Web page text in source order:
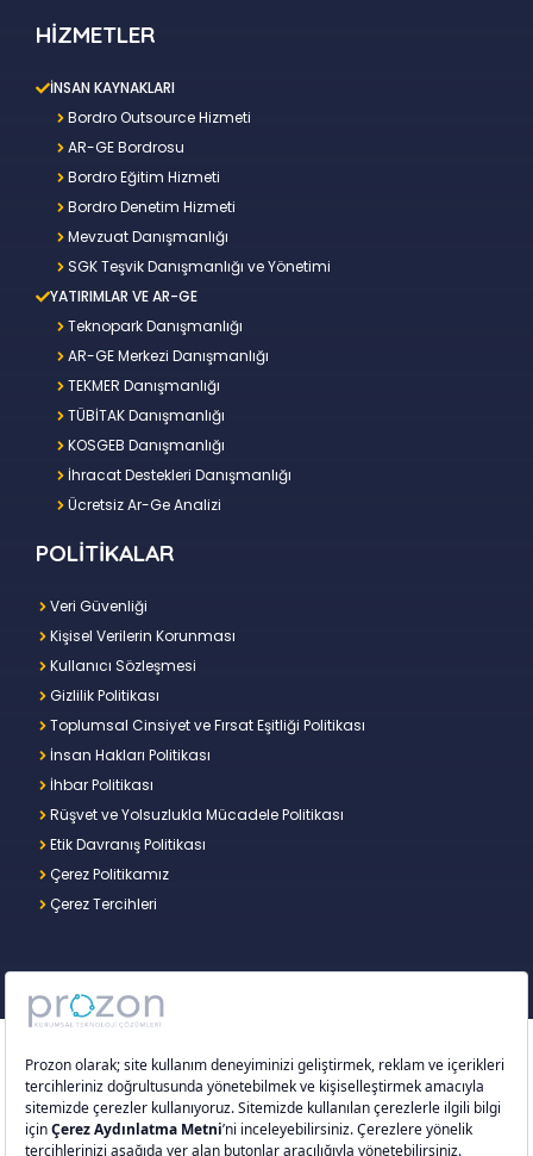
HİZMETLER
İNSAN KAYNAKLARI
Bordro Outsource Hizmeti
AR-GE Bordrosu
Bordro Eğitim Hizmeti
Bordro Denetim Hizmeti
Mevzuat Danışmanlığı
SGK Teşvik Danışmanlığı ve Yönetimi
YATIRIMLAR VE AR-GE
Teknopark Danışmanlığı
AR-GE Merkezi Danışmanlığı
TEKMER Danışmanlığı
TÜBİTAK Danışmanlığı
KOSGEB Danışmanlığı
İhracat Destekleri Danışmanlığı
Ücretsiz Ar-Ge Analizi
POLİTİKALAR
Veri Güvenliği
Kişisel Verilerin Korunması
Kullanıcı Sözleşmesi
Gizlilik Politikası
Toplumsal Cinsiyet ve Fırsat Eşitliği Politikası
İnsan Hakları Politikası
İhbar Politikası
Rüşvet ve Yolsuzlukla Mücadele Politikası
Etik Davranış Politikası
Çerez Politikamız
Çerez Tercihleri
Copyright © 2026 – Prozon. Prozon markası ve
Prozon Kurumsal Teknoloji Çözümleri Anonim
Şirketi,Proventus Danışmanlık Limited Şirketi’nin